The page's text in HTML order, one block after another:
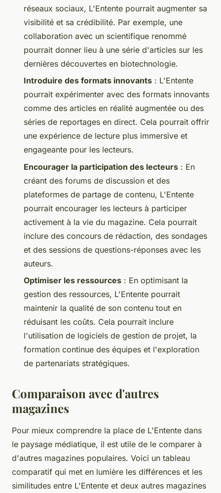
réseaux sociaux, L'Entente pourrait augmenter sa
visibilité et sa crédibilité. Par exemple, une
collaboration avec un scientifique renommé
pourrait donner lieu à une série d'articles sur les
dernières découvertes en biotechnologie.
Introduire des formats innovants : L'Entente
pourrait expérimenter avec des formats innovants
comme des articles en réalité augmentée ou des
séries de reportages en direct. Cela pourrait offrir
une expérience de lecture plus immersive et
engageante pour les lecteurs.
Encourager la participation des lecteurs : En
créant des forums de discussion et des
plateformes de partage de contenu, L'Entente
pourrait encourager les lecteurs à participer
activement à la vie du magazine. Cela pourrait
inclure des concours de rédaction, des sondages
et des sessions de questions-réponses avec les
auteurs.
Optimiser les ressources : En optimisant la
gestion des ressources, L'Entente pourrait
maintenir la qualité de son contenu tout en
réduisant les coûts. Cela pourrait inclure
l'utilisation de logiciels de gestion de projet, la
formation continue des équipes et l'exploration
de partenariats stratégiques.
Comparaison avec d'autres
magazines
Pour mieux comprendre la place de L'Entente dans
le paysage médiatique, il est utile de le comparer à
d'autres magazines populaires. Voici un tableau
comparatif qui met en lumière les différences et les
similitudes entre L'Entente et deux autres magazines